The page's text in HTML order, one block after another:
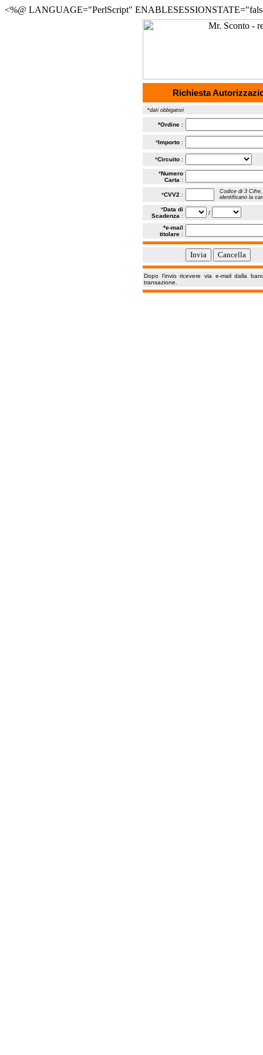
<%@ LANGUAGE="PerlScript"
Richiesta
*dati obbigatori
*Ordine :
*Importo :
*Circuito :
*Numero
Carta :
*CVV2 :
Codice di 3
identificano la
*Data di
Scadenza : /
*e-mail
titolare :
Dopo l'invio ricevere via e-mail dalla
transazione.